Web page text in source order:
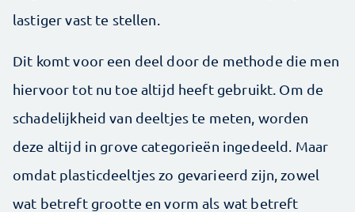
lastiger vast te stellen.
Dit komt voor een deel door de methode die men
hiervoor tot nu toe altijd heeft gebruikt. Om de
schadelijkheid van deeltjes te meten, worden
deze altijd in grove categorieën ingedeeld. Maar
omdat plasticdeeltjes zo gevarieerd zijn, zowel
wat betreft grootte en vorm als wat betreft